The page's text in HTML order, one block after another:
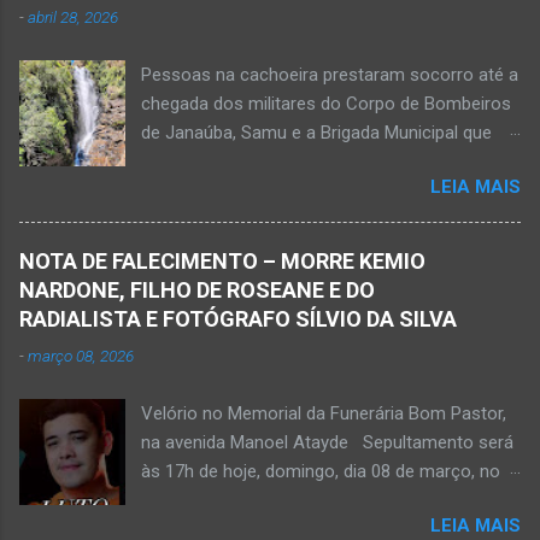
do Suporte Aéreo Avançado de Vida (SAAV)
para unidade hospi...
-abril 28, 2026
Pessoas na cachoeira prestaram socorro até a
chegada dos militares do Corpo de Bombeiros
de Janaúba, Samu e a Brigada Municipal que
resistiu e foi a óbito Foto álbum pessoal Kauan
Pereira Alves publicou em sua rede social a
foto em que apreciava a Cachoeira Maria Rosa,
em Mato Verde, pouco tempo antes de se
afogar e depois vir a óbito nesta terça-feira, dia
socorrem estudante que se afogou em
cachoeira em Mato Verde nesta terça-feira, dia
28 de abril de 2026. Adolescente não resistiu e
LEIA MAIS
NOTA DE FALECIMENTO – MORRE KEMIO
NARDONE, FILHO DE ROSEANE E DO
RADIALISTA E FOTÓGRAFO SÍLVIO DA SILVA
-março 08, 2026
Velório no Memorial da Funerária Bom Pastor,
na avenida Manoel Atayde Sepultamento será
às 17h de hoje, domingo, dia 08 de março, no
da rodovia MG-401, saída de Janaúba paraLEIA MAIS